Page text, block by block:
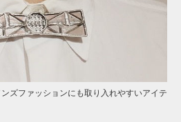
ズファッションにも取り入れやすいアイテ